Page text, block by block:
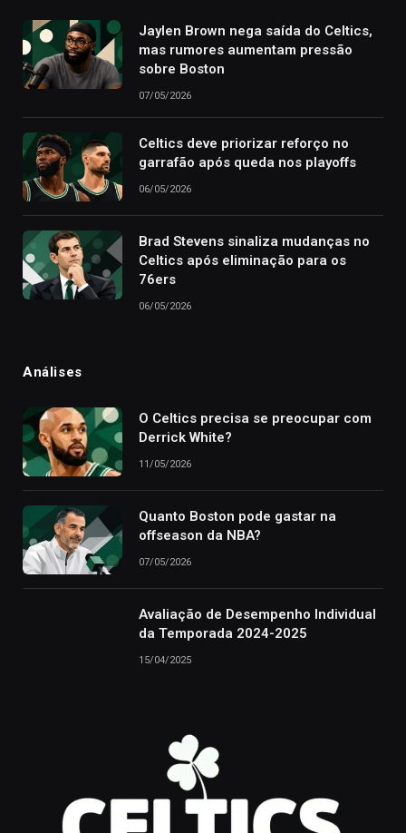
Jaylen Brown nega saída do Celtics,
mas rumores aumentam pressão
sobre Boston
07/05/2026
Celtics deve priorizar reforço no
garrafão após queda nos playoffs
06/05/2026
Brad Stevens sinaliza mudanças no
Celtics após eliminação para os
76ers
06/05/2026
Análises
O Celtics precisa se preocupar com
Derrick White?
11/05/2026
Quanto Boston pode gastar na
offseason da NBA?
07/05/2026
Avaliação de Desempenho Individual
da Temporada 2024-2025
15/04/2025